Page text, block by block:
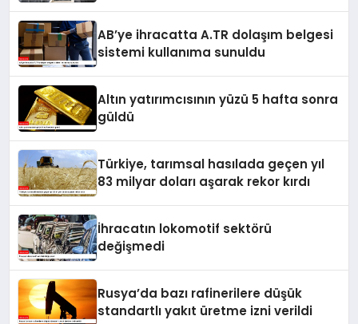
AB’ye ihracatta A.TR dolaşım belgesi
sistemi kullanıma sunuldu
Altın yatırımcısının yüzü 5 hafta sonra
güldü
Türkiye, tarımsal hasılada geçen yıl
83 milyar doları aşarak rekor kırdı
İhracatın lokomotif sektörü
değişmedi
Rusya’da bazı rafinerilere düşük
standartlı yakıt üretme izni verildi